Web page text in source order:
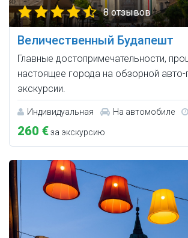
8 отзывов
Величественный Будапешт
Главные достопримечательности,
настоящее города на обзорной
экскурсии.
Индивидуальная На автомобиле
260 €за экскурсию